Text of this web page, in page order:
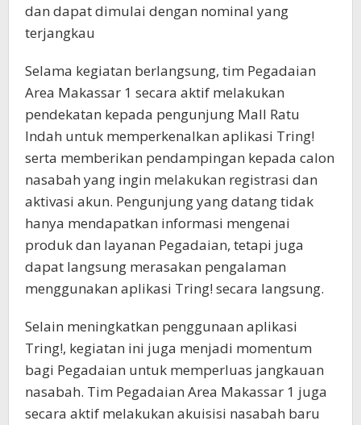
dan dapat dimulai dengan nominal yang
terjangkau
Selama kegiatan berlangsung, tim Pegadaian
Area Makassar 1 secara aktif melakukan
pendekatan kepada pengunjung Mall Ratu
Indah untuk memperkenalkan aplikasi Tring!
serta memberikan pendampingan kepada calon
nasabah yang ingin melakukan registrasi dan
aktivasi akun. Pengunjung yang datang tidak
hanya mendapatkan informasi mengenai
produk dan layanan Pegadaian, tetapi juga
dapat langsung merasakan pengalaman
menggunakan aplikasi Tring! secara langsung.
Selain meningkatkan penggunaan aplikasi
Tring!, kegiatan ini juga menjadi momentum
bagi Pegadaian untuk memperluas jangkauan
nasabah. Tim Pegadaian Area Makassar 1 juga
secara aktif melakukan akuisisi nasabah baru